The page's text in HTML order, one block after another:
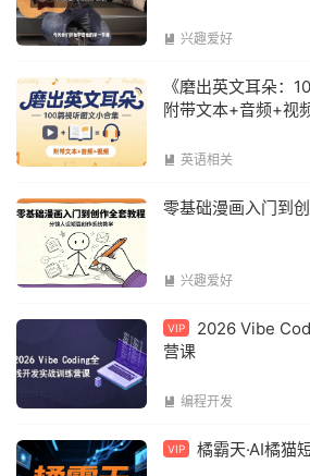
 兴趣爱好
《磨出英文耳朵：
附带文本+音频+视
 英语相关
零基础漫画入门到
 兴趣爱好
VIP
2026 Vibe
营课
 编程开发
VIP 橘霸天·AI橘猫